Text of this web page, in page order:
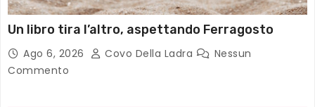
Un libro tira l’altro, aspettando Ferragosto
Ago 6, 2026 Covo Della Ladra
Nessun
Commento